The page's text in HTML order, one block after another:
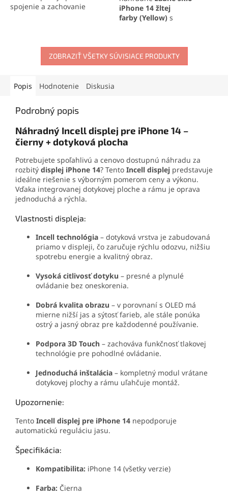
spojenie a zachovanie
iPhone 14 žltej
farby (Yellow) s
rýchlu opravu a obnovenie
pôvodného vzhľadu
telefónu. Perfektná
ZOBRAZIŤ VŠETKY SÚVISIACE PRODUKTY
Popis Hodnotenie Diskusia
Podrobný popis
Náhradný Incell displej pre iPhone 14 –
čierny + dotyková plocha
Potrebujete spoľahlivú a cenovo dostupnú náhradu za
rozbitý displej iPhone 14? Tento Incell displej predstavuje
ideálne riešenie s výborným pomerom ceny a výkonu.
Vďaka integrovanej dotykovej ploche a rámu je oprava
jednoduchá a rýchla.
Vlastnosti displeja:
Incell technológia – dotyková vrstva je zabudovaná
priamo v displeji, čo zaručuje rýchlu odozvu, nižšiu
spotrebu energie a kvalitný obraz.
Vysoká citlivosť dotyku – presné a plynulé
ovládanie bez oneskorenia.
Dobrá kvalita obrazu – v porovnaní s OLED má
mierne nižší jas a sýtosť farieb, ale stále ponúka
ostrý a jasný obraz pre každodenné používanie.
Podpora 3D Touch – zachováva funkčnosť tlakovej
technológie pre pohodlné ovládanie.
Jednoduchá inštalácia – kompletný modul vrátane
dotykovej plochy a rámu uľahčuje montáž.
Upozornenie:
Tento Incell displej pre iPhone 14 nepodporuje
automatickú reguláciu jasu.
Špecifikácia:
Kompatibilita: iPhone 14 (všetky verzie)
Farba: Čierna